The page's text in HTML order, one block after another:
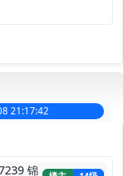
21:17:42
锦